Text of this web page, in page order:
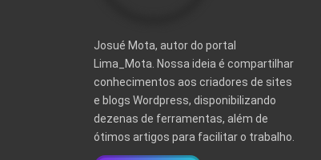
Josué Mota, autor do portal
Lima_Mota. Nossa ideia é compartilhar
conhecimentos aos criadores de sites
e blogs Wordpress, disponibilizando
dezenas de ferramentas, além de
ótimos artigos para facilitar o trabalho.